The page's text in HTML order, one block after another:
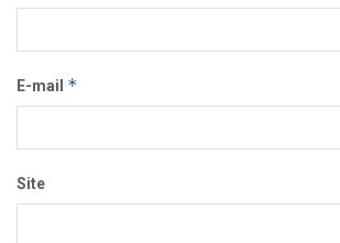
E-mail *
Site